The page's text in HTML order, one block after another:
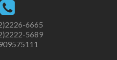
6665
5689